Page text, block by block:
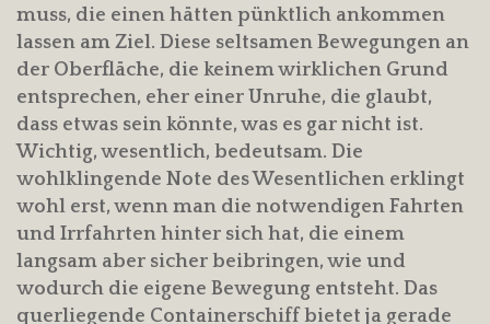
muss, die einen hätten pünktlich ankommen
lassen am Ziel. Diese seltsamen Bewegungen an
der Oberfläche, die keinem wirklichen Grund
entsprechen, eher einer Unruhe, die glaubt,
dass etwas sein könnte, was es gar nicht ist.
Wichtig, wesentlich, bedeutsam. Die
wohlklingende Note des Wesentlichen erklingt
wohl erst, wenn man die notwendigen Fahrten
und Irrfahrten hinter sich hat, die einem
langsam aber sicher beibringen, wie und
wodurch die eigene Bewegung entsteht. Das
querliegende Containerschiff bietet ja gerade